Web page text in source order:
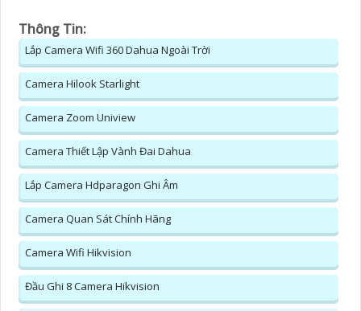
Thông Tin:
Lắp Camera Wifi 360 Dahua Ngoài Trời
Camera Hilook Starlight
Camera Zoom Uniview
Camera Thiết Lập Vành Đai Dahua
Lắp Camera Hdparagon Ghi Âm
Camera Quan Sát Chính Hãng
Camera Wifi Hikvision
Đầu Ghi 8 Camera Hikvision